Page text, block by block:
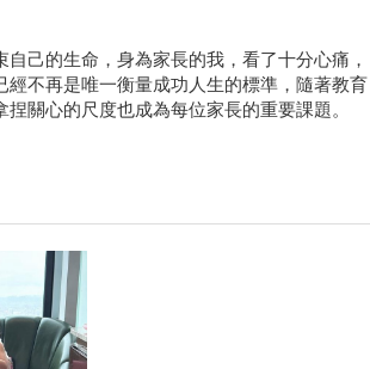
己的生命，身為家長的我，看了十分心痛，
不再是唯一衡量成功人生的標準，隨著教育
關心的尺度也成為每位家長的重要課題。